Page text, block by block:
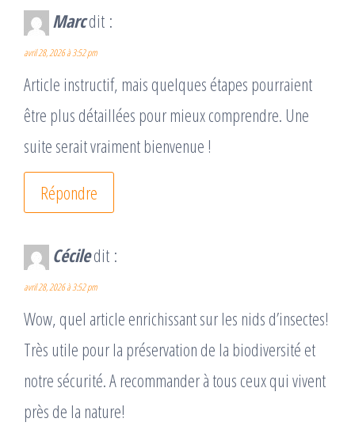
Marcdit :
avril 28, 2026 à 3:52 pm
Article instructif, mais quelques étapes pourraient
être plus détaillées pour mieux comprendre. Une
suite serait vraiment bienvenue !
Répondre
Céciledit :
avril 28, 2026 à 3:52 pm
Wow, quel article enrichissant sur les nids d’insectes!
Très utile pour la préservation de la biodiversité et
notre sécurité. A recommander à tous ceux qui vivent
près de la nature!